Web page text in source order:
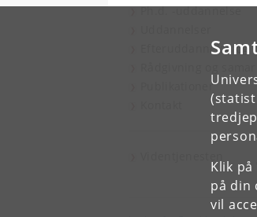
Klik
på din
vil
Ph.d. -uddannelse
Efteruddannelse og
Publikationer